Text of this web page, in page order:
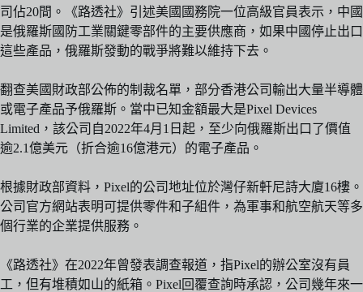
司佔20間。《路透社》引述美國國務院一位高級官員表示，中國
是俄羅斯國防工業關鍵零部件的主要供應商，如果中國停止出口
這些產品，俄羅斯發動的戰爭將難以維持下去。
翻查美國財政部公佈的制裁名單，部分香港公司輸出大量半導體
或電子產品予俄羅斯。當中已知金額最大是Pixel Devices
Limited，該公司自2022年4月1日起，至少向俄羅斯出口了價值
逾2.1億美元（折合逾16億港元）的電子產品。
根據財政部資料，Pixel的公司地址位於灣仔新軒尼詩大廈16樓。
公司官方網站表明可提供零件和子組件，為軍事和航空航天等多
個行業的企業提供服務。
《路透社》在2022年曾發表調查報道，指Pixel的辦公室沒有員
工，但有堆積如山的紙箱。Pixel回覆查詢時承認，公司幾年來一